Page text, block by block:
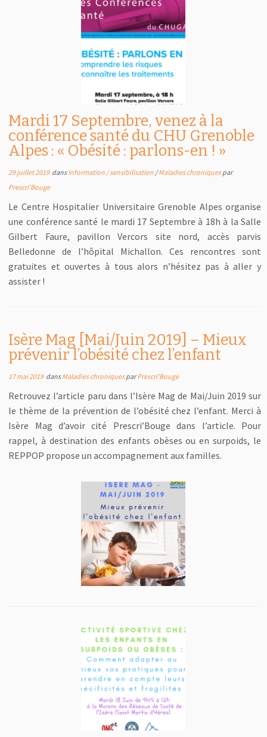
Mardi 17 Septembre, venez à la
conférence santé du CHU Grenoble
Alpes : « Obésité : parlons-en ! »
29 juillet 2019dansInformation / sensibilisation /Maladies chroniquespar
Prescri'Bouge
Le Centre Hospitalier Universitaire Grenoble Alpes organise
une conférence santé le mardi 17 Septembre à 18h à la Salle
Gilbert Faure, pavillon Vercors site nord, accès parvis
Belledonne de l’hôpital Michallon. Ces rencontres sont
gratuites et ouvertes à tous alors n’hésitez pas à aller y
assister !
Isère Mag [Mai/Juin 2019] – Mieux
prévenir l’obésité chez l’enfant
17 mai 2019dansMaladies chroniquesparPrescri'Bouge
Retrouvez l’article paru dans l’Isère Mag de Mai/Juin 2019 sur
le thème de la prévention de l’obésité chez l’enfant. Merci à
Isère Mag d’avoir cité Prescri’Bouge dans l’article. Pour
rappel, à destination des enfants obèses ou en surpoids, le
REPPOP propose un accompagnement aux familles.